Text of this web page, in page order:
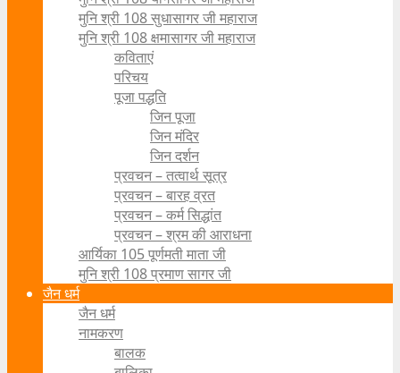
मुनि श्री 108 सुधासागर जी महाराज
मुनि श्री 108 क्षमासागर जी महाराज
कविताएं
परिचय
पूजा पद्धति
जिन पूजा
जिन मंदिर
जिन दर्शन
प्रवचन – तत्वार्थ सूत्र
प्रवचन – बारह व्रत
प्रवचन – कर्म सिद्धांत
प्रवचन – श्रम की आराधना
आर्यिका 105 पूर्णमती माता जी
मुनि श्री 108 प्रमाण सागर जी
जैन धर्म
जैन धर्म
नामकरण
बालक